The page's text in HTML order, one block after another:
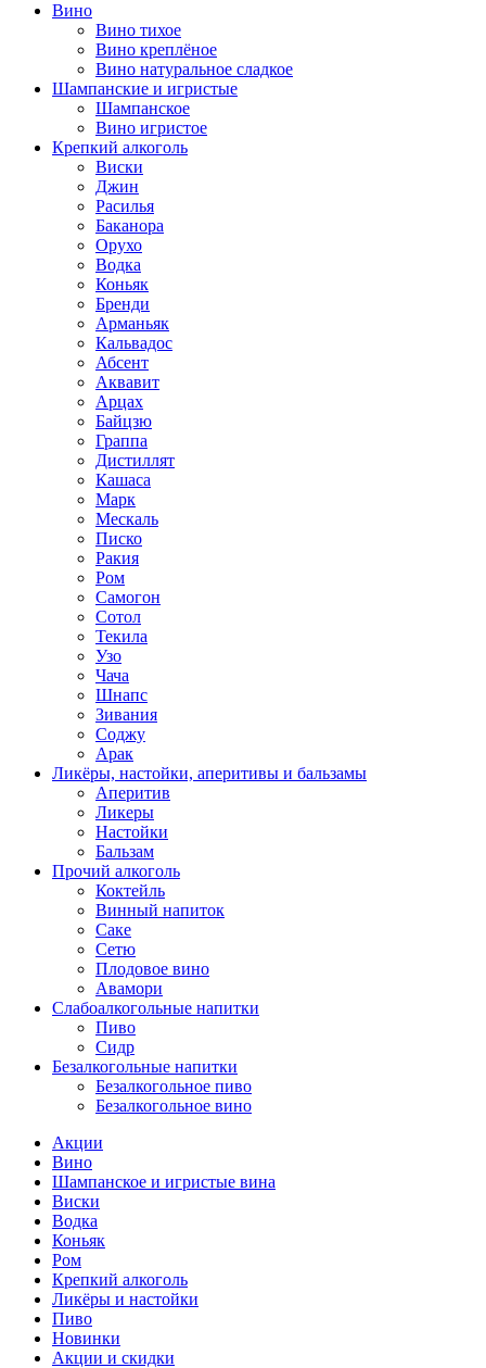
Вино
Вино тихое
Вино креплёное
Вино натуральное сладкое
Шампанские и игристые
Шампанское
Вино игристое
Крепкий алкоголь
Виски
Джин
Расилья
Баканора
Орухо
Водка
Коньяк
Бренди
Арманьяк
Кальвадос
Абсент
Аквавит
Арцах
Байцзю
Граппа
Дистиллят
Кашаса
Марк
Мескаль
Писко
Ракия
Ром
Самогон
Сотол
Текила
Узо
Чача
Шнапс
Зивания
Соджу
Арак
Ликёры, настойки, аперитивы и бальзамы
Аперитив
Ликеры
Настойки
Бальзам
Прочий алкоголь
Коктейль
Винный напиток
Саке
Сетю
Плодовое вино
Авамори
Слабоалкогольные напитки
Пиво
Сидр
Безалкогольные напитки
Безалкогольное пиво
Безалкогольное вино
Акции
Вино
Шампанское и игристые вина
Виски
Водка
Коньяк
Ром
Крепкий алкоголь
Ликёры и настойки
Пиво
Новинки
Акции и скидки